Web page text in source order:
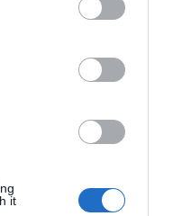
it
Andreas
Brottslighet Börje
Börje R P Carlsson
Sundevall
Kokainmålet